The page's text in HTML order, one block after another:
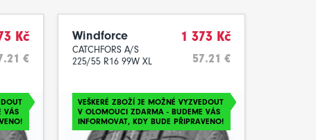
Kč
€
VÁS
Windforce
CATCHFORS A/S
225/55 R16 99W XL
1 373 Kč
57.21 €
VEŠKERÉ ZBOŽÍ JE MOŽNÉ VYZVEDOUT
V OLOMOUCI ZDARMA - BUDEME VÁS
INFORMOVAT, KDY BUDE PŘIPRAVENO!